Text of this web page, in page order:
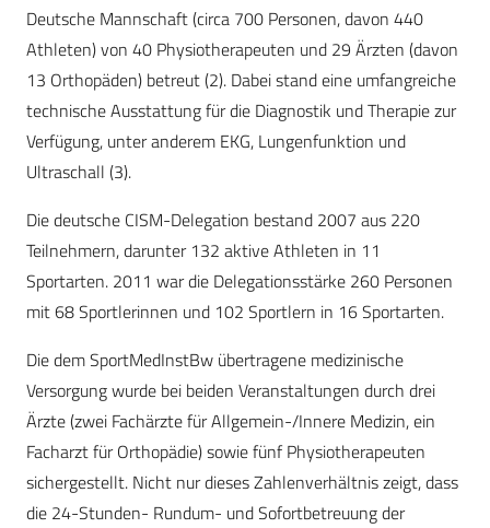
Deutsche Mannschaft (circa 700 Personen, davon 440
Athleten) von 40 Physiotherapeuten und 29 Ärzten (davon
13 Orthopäden) betreut (2). Dabei stand eine umfangreiche
technische Ausstattung für die Diagnostik und Therapie zur
Verfügung, unter anderem EKG, Lungenfunktion und
Ultraschall (3).
Die deutsche CISM-Delegation bestand 2007 aus 220
Teilnehmern, darunter 132 aktive Athleten in 11
Sportarten. 2011 war die Delegationsstärke 260 Personen
mit 68 Sportlerinnen und 102 Sportlern in 16 Sportarten.
Die dem SportMedInstBw übertragene medizinische
Versorgung wurde bei beiden Veranstaltungen durch drei
Ärzte (zwei Fachärzte für Allgemein-/Innere Medizin, ein
Facharzt für Orthopädie) sowie fünf Physiotherapeuten
sichergestellt. Nicht nur dieses Zahlenverhältnis zeigt, dass
die 24-Stunden- Rundum- und Sofortbetreuung der